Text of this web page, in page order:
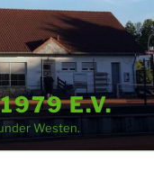
E.V.
Westen.